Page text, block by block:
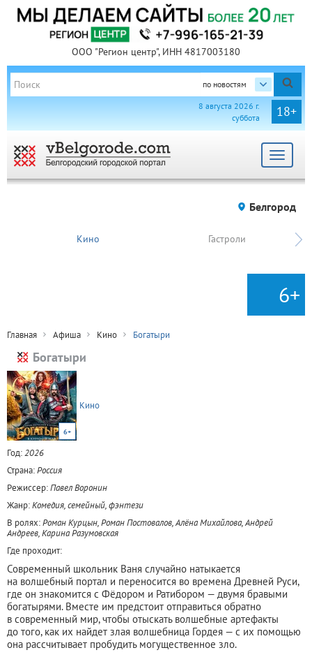
ООО "Регион центр", ИНН 4817003180
по новостям
18+
8 августа 2026 г.
суббота
Toggle
Белгород
Кино Гастроли
6+
Главная Афиша Кино Богатыри
Богатыри
6+
Кино
Год:2026
Страна:Россия
Режиссер:Павел Воронин
Жанр:Комедия, семейный, фэнтези
В ролях:Роман Курцын, Роман Постовалов, Алёна Михайлова, Андрей
Андреев, Карина Разумовская
Где проходит:
Современный школьник Ваня случайно натыкается
на волшебный портал и переносится во времена Древней Руси,
где он знакомится с Фёдором и Ратибором — двумя бравыми
богатырями. Вместе им предстоит отправиться обратно
в современный мир, чтобы отыскать волшебные артефакты
до того, как их найдет злая волшебница Гордея — с их помощью
она рассчитывает пробудить могущественное зло.